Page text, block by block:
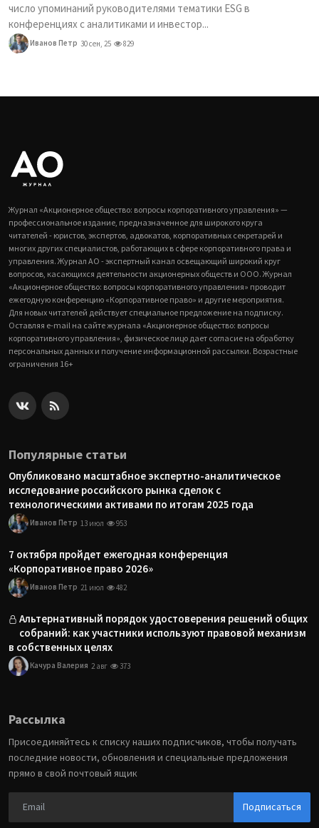
число упоминаний руководителями тематики ESG в
конференциях с аналитиками и инвестор...
Иванов Петр 30 сен, 25 829
Журнал «Акционерное общество: вопросы корпоративного управления» —
профессиональное издание, предназначенное для широкого круга
читателей - юристов, экспертов, адвокатов, корпоративных секретарей и
многих других специалистов, работающих в сфере корпоративного права и
управления. Журнал АО - экспертный канал освещающий широкий круг
вопросов, касающихся деятельности акционерных обществ и ООО. Журнал
«Акционерное общество: вопросы корпоративного управления» проводит
ежегодную конференцию «Корпоративное право» и другие мероприятия.
Для новых читателей действует специальное предложение на подписку.
Оставляя e-mail на сайте журнала «Акционерное общество: вопросы
корпоративного управления», физическое лицо дает согласие на обработку
персональных данных и получение информационной рассылки. Возрастные
ограничения 16+
Популярные статьи
Опубликовано масштабное экспертно-аналитическое
исследование российского рынка сделок с
технологическими активами по итогам 2025 года
Иванов Петр 13 июл 953
7 октября пройдет ежегодная конференция
«Корпоративное право 2026»
Иванов Петр 21 июл 482
Альтернативный порядок удостоверения решений общих
собраний: как участники используют правовой механизм
в собственных целях
Качура Валерия 2 авг 373
Рассылка
Присоединяйтесь к списку наших подписчиков, чтобы получать
последние новости, обновления и специальные предложения
прямо в свой почтовый ящик
Подписаться